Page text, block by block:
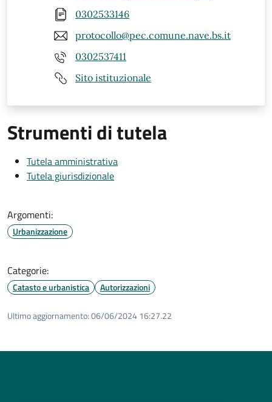
0302533146
protocollo@pec.comune.nave.bs.it
0302537411
Sito istituzionale
Strumenti di tutela
Tutela amministrativa
Tutela giurisdizionale
Argomenti:
Urbanizzazione
Categorie:
Catasto e urbanistica Autorizzazioni
Ultimo aggiornamento:06/06/2024 16:27.22